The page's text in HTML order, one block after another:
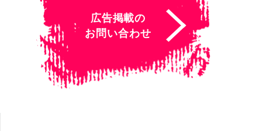
広告掲載の
お問い合わせ